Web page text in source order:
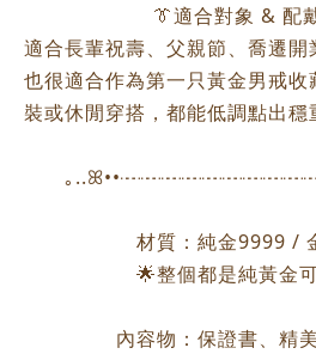
👔適合對象 & 配
適合長輩祝壽、父親節、喬遷開
也很適合作為第一只黃金男戒
裝或休閒穿搭，都能低調點出穩
｡
材質：純金9999 /
🌟整個都是純黃金
內容物：保證書、精